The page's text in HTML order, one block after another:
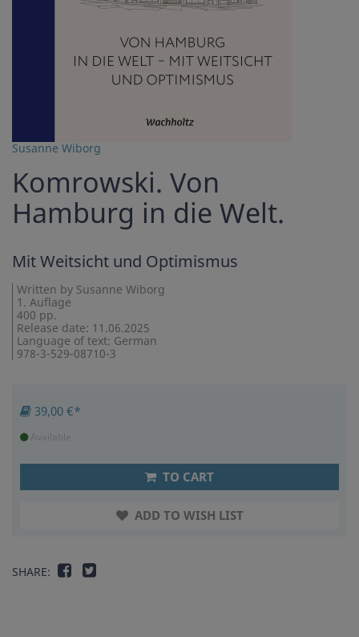
Susanne Wiborg
Komrowski. Von
Hamburg in die Welt.
Mit Weitsicht und Optimismus
Written by Susanne Wiborg
1. Auflage
400 pp.
Release date: 11.06.2025
Language of text: German
978-3-529-08710-3
39,00 €*
Available
TO CART
ADD TO WISH LIST
SHARE: